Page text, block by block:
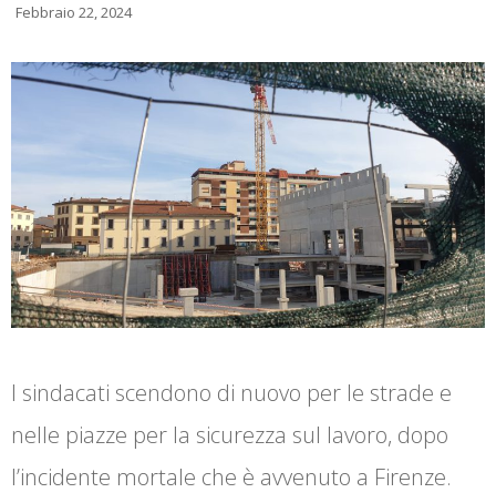
Febbraio 22, 2024
I sindacati scendono di nuovo per le strade e
nelle piazze per la sicurezza sul lavoro, dopo
l’incidente mortale che è avvenuto a Firenze.